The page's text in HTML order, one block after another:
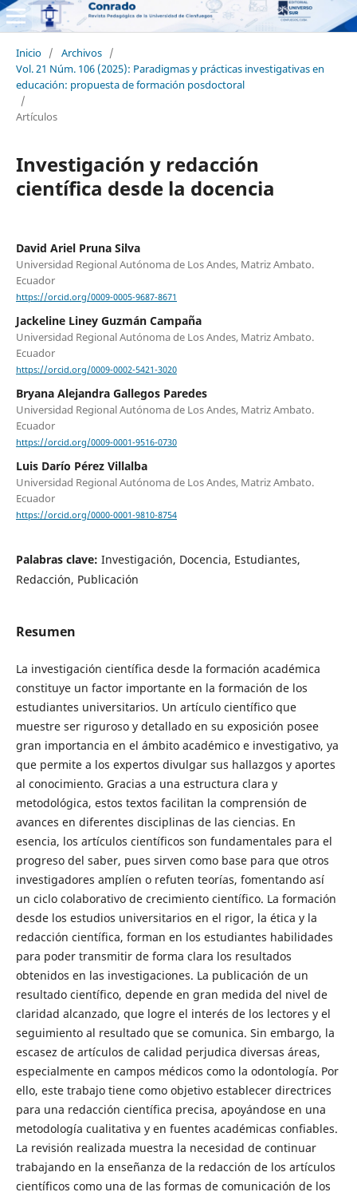
Inicio / Archivos /
Vol. 21 Núm. 106 (2025): Paradigmas y prácticas investigativas en
educación: propuesta de formación posdoctoral
/
Artículos
Investigación y redacción
científica desde la docencia
David Ariel Pruna Silva
Universidad Regional Autónoma de Los Andes, Matriz Ambato.
Ecuador
https://orcid.org/0009-0005-9687-8671
Jackeline Liney Guzmán Campaña
Universidad Regional Autónoma de Los Andes, Matriz Ambato.
Ecuador
https://orcid.org/0009-0002-5421-3020
Bryana Alejandra Gallegos Paredes
Universidad Regional Autónoma de Los Andes, Matriz Ambato.
Ecuador
https://orcid.org/0009-0001-9516-0730
Luis Darío Pérez Villalba
Universidad Regional Autónoma de Los Andes, Matriz Ambato.
Ecuador
https://orcid.org/0000-0001-9810-8754
Palabras clave: Investigación, Docencia, Estudiantes,
Redacción, Publicación
Resumen
La investigación científica desde la formación académica
constituye un factor importante en la formación de los
estudiantes universitarios. Un artículo científico que
muestre ser riguroso y detallado en su exposición posee
gran importancia en el ámbito académico e investigativo, ya
que permite a los expertos divulgar sus hallazgos y aportes
al conocimiento. Gracias a una estructura clara y
metodológica, estos textos facilitan la comprensión de
avances en diferentes disciplinas de las ciencias. En
esencia, los artículos científicos son fundamentales para el
progreso del saber, pues sirven como base para que otros
investigadores amplíen o refuten teorías, fomentando así
un ciclo colaborativo de crecimiento científico. La formación
desde los estudios universitarios en el rigor, la ética y la
redacción científica, forman en los estudiantes habilidades
para poder transmitir de forma clara los resultados
obtenidos en las investigaciones. La publicación de un
resultado científico, depende en gran medida del nivel de
claridad alcanzado, que logre el interés de los lectores y el
seguimiento al resultado que se comunica. Sin embargo, la
escasez de artículos de calidad perjudica diversas áreas,
especialmente en campos médicos como la odontología. Por
ello, este trabajo tiene como objetivo establecer directrices
para una redacción científica precisa, apoyándose en una
metodología cualitativa y en fuentes académicas confiables.
La revisión realizada muestra la necesidad de continuar
trabajando en la enseñanza de la redacción de los artículos
científicos como una de las formas de comunicación de los